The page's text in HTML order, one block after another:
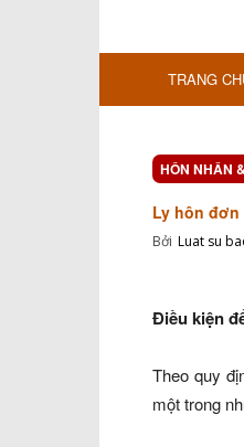
TRANG
HÔN NHÂN
Ly hôn
Bởi Luat su
Điều kiện
Theo quy
một trong